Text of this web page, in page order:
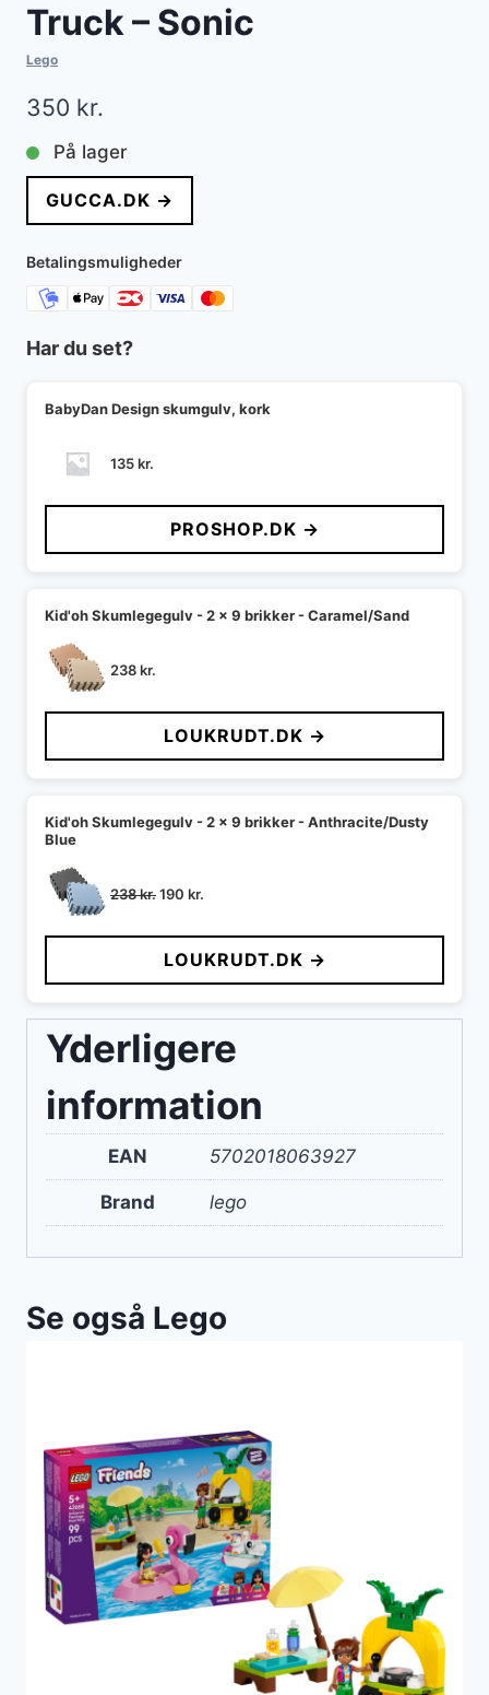
Truck – Sonic
Lego
350 kr.
På lager
GUCCA.DK →
Betalingsmuligheder
Har du set?
BabyDan Design skumgulv, kork
135kr.
PROSHOP.DK →
Kid'oh Skumlegegulv - 2 x 9 brikker - Caramel/Sand
238kr.
LOUKRUDT.DK →
Kid'oh Skumlegegulv - 2 x 9 brikker - Anthracite/Dusty
Blue
238kr.Den
pris
var:
238 kr..
190 kr.
pris
er:
190 kr..
LOUKRUDT.DK →
Yderligere
information
EAN 5702018063927
Brand lego
Se også Lego